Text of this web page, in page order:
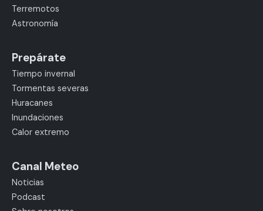
Terremotos
Astronomía
Prepárate
Tiempo invernal
Tormentas severas
Huracanes
Inundaciones
Calor extremo
Canal Meteo
Noticias
Podcast